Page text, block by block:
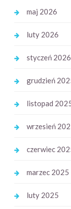
maj 2026
luty 2026
styczeń 2026
grudzień
listopad
wrzesień
czerwiec
marzec 2025
luty 2025